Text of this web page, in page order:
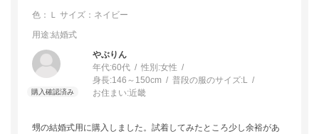
色：Ｌ サイズ：ネイビー
用途:結婚式
ぶりん
年代:60代 性別:女性
身長:146～150cm 普段の服のサイズ:L
お住まい:近畿
甥の結婚式用に購入しました。試着してみたところ少し余裕があ